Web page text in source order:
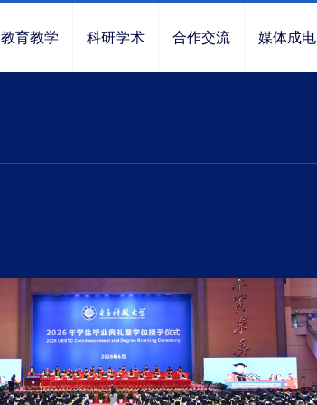
教育教学 科研学术 合作交流 媒体成电